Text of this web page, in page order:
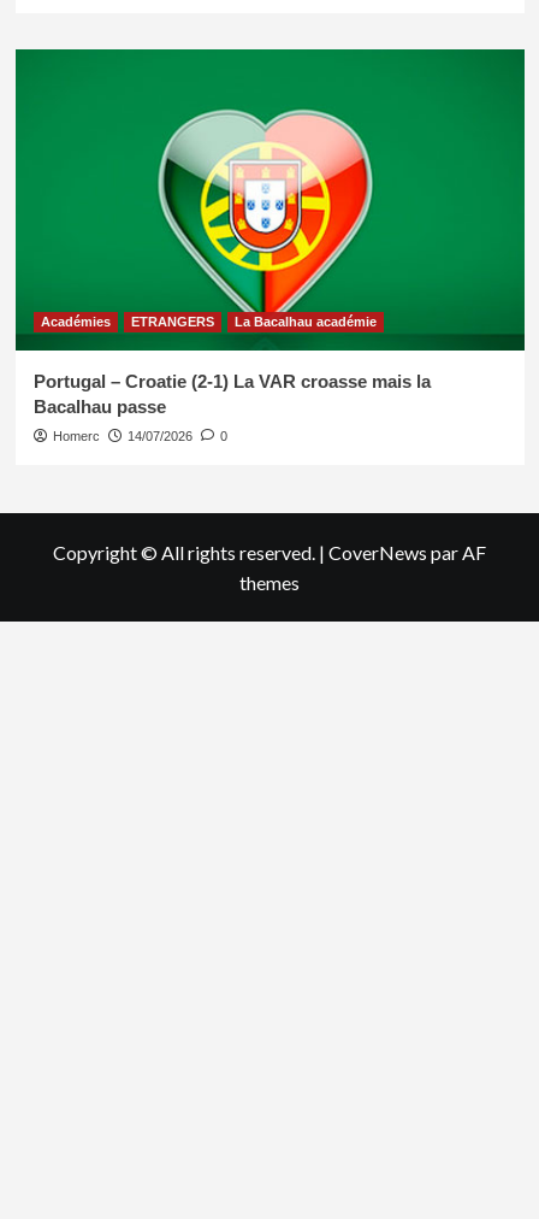
Académies ETRANGERS La Bacalhau académie
Portugal – Croatie (2-1) La VAR croasse mais la
Bacalhau passe
Homerc 14/07/2026 0
Copyright © All rights reserved. | CoverNews par AF
themes